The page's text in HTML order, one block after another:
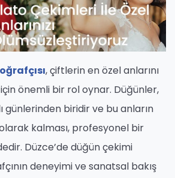
, çiftlerin en özel anlarını
önemli bir rol oynar. Düğünler,
günlerinden biridir ve bu anların
kalması, profesyonel bir
Düzce’de düğün çekimi
deneyimi ve sanatsal bakış